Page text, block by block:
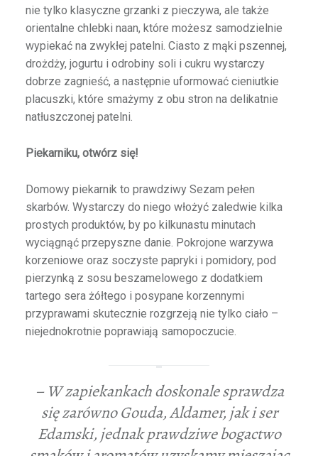
nie tylko klasyczne grzanki z pieczywa, ale także
orientalne chlebki naan, które możesz samodzielnie
wypiekać na zwykłej patelni. Ciasto z mąki pszennej,
drożdży, jogurtu i odrobiny soli i cukru wystarczy
dobrze zagnieść, a następnie uformować cieniutkie
placuszki, które smażymy z obu stron na delikatnie
natłuszczonej patelni.
Piekarniku, otwórz się!
Domowy piekarnik to prawdziwy Sezam pełen
skarbów. Wystarczy do niego włożyć zaledwie kilka
prostych produktów, by po kilkunastu minutach
wyciągnąć przepyszne danie. Pokrojone warzywa
korzeniowe oraz soczyste papryki i pomidory, pod
pierzynką z sosu beszamelowego z dodatkiem
tartego sera żółtego i posypane korzennymi
przyprawami skutecznie rozgrzeją nie tylko ciało –
niejednokrotnie poprawiają samopoczucie.
– W zapiekankach doskonale sprawdza
się zarówno Gouda, Aldamer, jak i ser
Edamski, jednak prawdziwe bogactwo